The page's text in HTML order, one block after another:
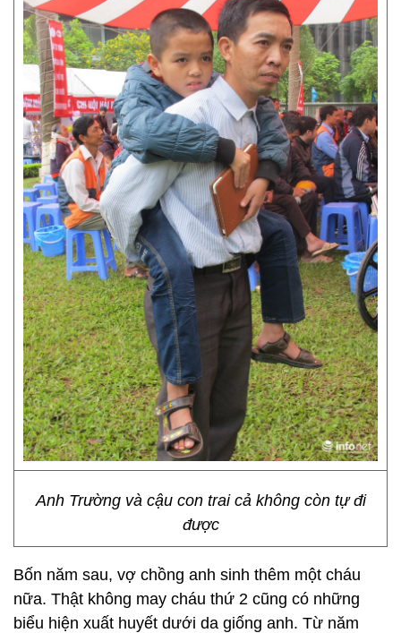
Anh Trường và cậu con trai cả không còn tự đi
được
Bốn năm sau, vợ chồng anh sinh thêm một cháu
nữa. Thật không may cháu thứ 2 cũng có những
biểu hiện xuất huyết dưới da giống anh. Từ năm